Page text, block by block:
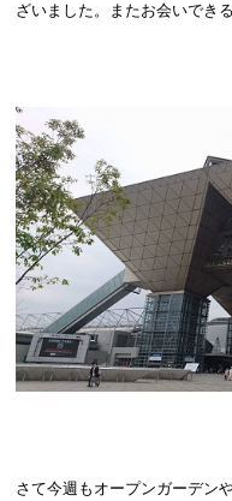
ざいました。またお会いでき
さて今週もオープンガーデン